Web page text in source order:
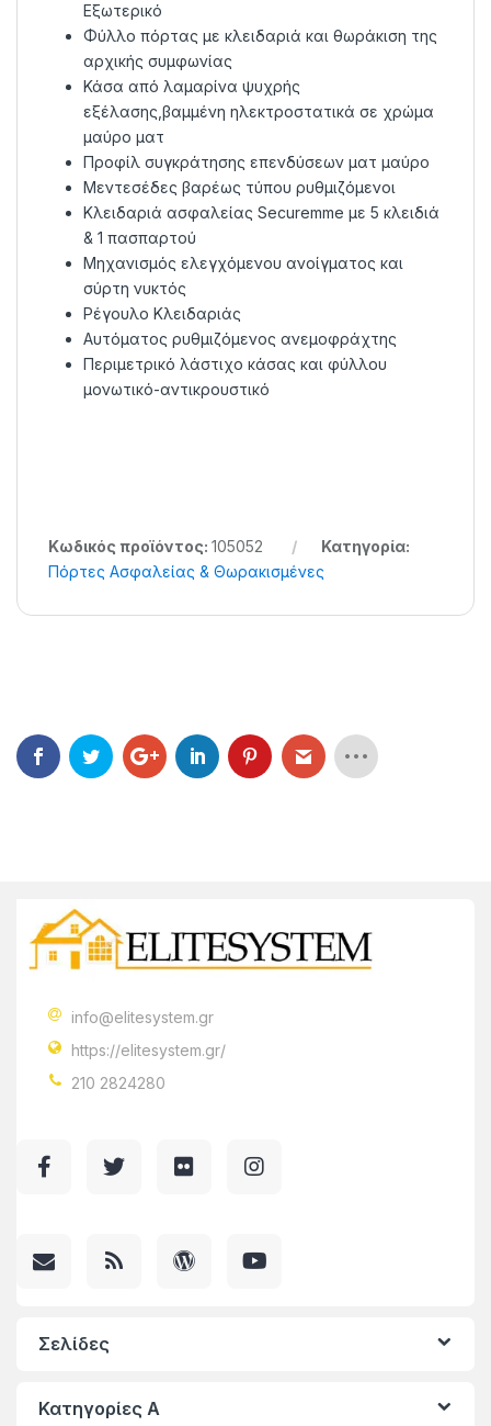
Εξωτερικό
Φύλλο πόρτας με κλειδαριά και θωράκιση της
αρχικής συμφωνίας
Κάσα από λαμαρίνα ψυχρής
εξέλασης,βαμμένη ηλεκτροστατικά σε χρώμα
μαύρο ματ
Προφίλ συγκράτησης επενδύσεων ματ μαύρο
Μεντεσέδες βαρέως τύπου ρυθμιζόμενοι
Κλειδαριά ασφαλείας Securemme με 5 κλειδιά
& 1 πασπαρτού
Μηχανισμός ελεγχόμενου ανοίγματος και
σύρτη νυκτός
Ρέγουλο Κλειδαριάς
Αυτόματος ρυθμιζόμενος ανεμοφράχτης
Περιμετρικό λάστιχο κάσας και φύλλου
μονωτικό-αντικρουστικό
Κωδικός προϊόντος: 105052
Κατηγορία:
Πόρτες Ασφαλείας & Θωρακισμένες
info@elitesystem.gr
https://elitesystem.gr/
210 2824280
Σελίδες
Κατηγορίες A